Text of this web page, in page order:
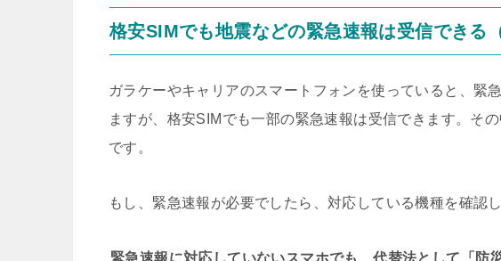
格安SIMでも地震などの緊急速報は受信できる
ガラケーやキャリアのスマートフォンを使っていると、緊
ますが、格安SIMでも一部の緊急速報は受信できます。そ
です。
もし、緊急速報が必要でしたら、対応している機種を確認
緊急速報に対応していないスマホでも、代替法として「防